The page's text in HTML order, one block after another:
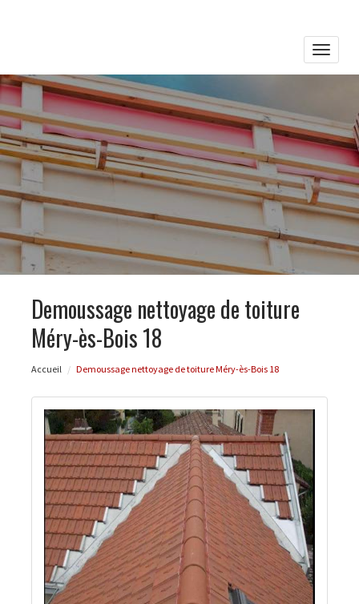
Toggle
Demoussage nettoyage de toiture
Méry-ès-Bois 18
Accueil Demoussage nettoyage de toiture Méry-ès-Bois 18